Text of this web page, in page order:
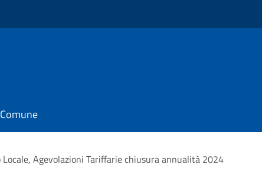
Locale, Agevolazioni Tariffarie chiusura annualità 2024